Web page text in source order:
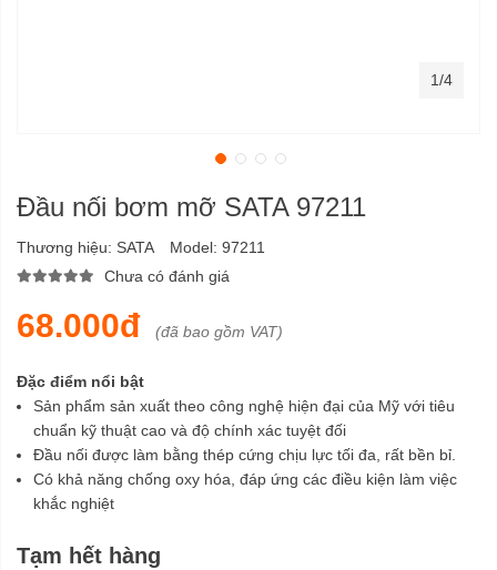
Đầu nối bơm mỡ SATA 97211
Thương hiệu: SATA Model: 97211
Chưa có đánh giá
68.000đ (đã bao gồm VAT)
Đặc điểm nổi bật
Sản phẩm sản xuất theo công nghệ hiện đại của Mỹ với tiêu
chuẩn kỹ thuật cao và độ chính xác tuyệt đối
Đầu nối được làm bằng thép cứng chịu lực tối đa, rất bền bỉ.
Có khả năng chống oxy hóa, đáp ứng các điều kiện làm việc
khắc nghiệt
Tạm hết hàng
1/4